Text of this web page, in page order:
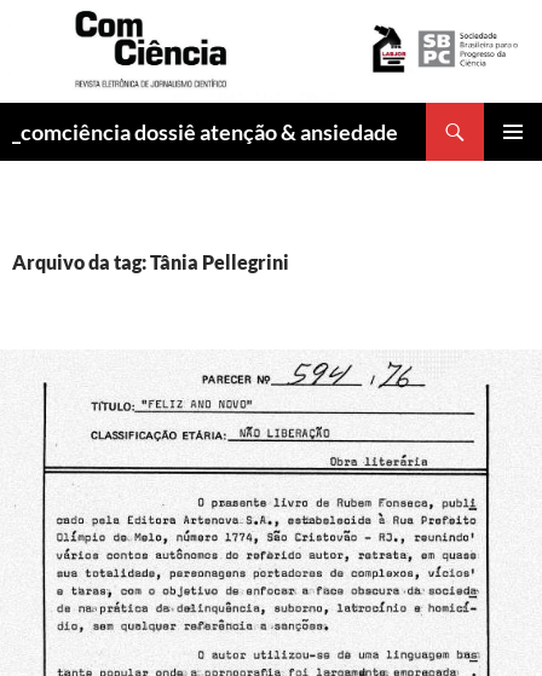
_comciência dossiê atenção & ansiedade
Arquivo da tag: Tânia Pellegrini